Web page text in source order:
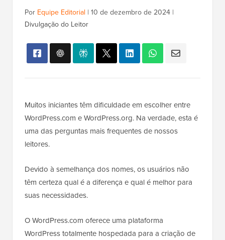
Por Equipe Editorial | 10 de dezembro de 2024 |
Divulgação do Leitor
Muitos iniciantes têm dificuldade em escolher entre
WordPress.com e WordPress.org. Na verdade, esta é
uma das perguntas mais frequentes de nossos
leitores.
Devido à semelhança dos nomes, os usuários não
têm certeza qual é a diferença e qual é melhor para
suas necessidades.
O WordPress.com oferece uma plataforma
WordPress totalmente hospedada para a criação de